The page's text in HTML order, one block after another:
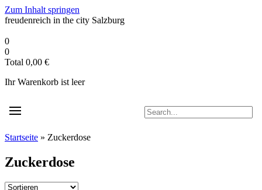
Zum Inhalt springen
freudenreich in the city Salzburg
0
0
Total 0,00 €
Ihr Warenkorb ist leer
Startseite » Zuckerdose
Zuckerdose